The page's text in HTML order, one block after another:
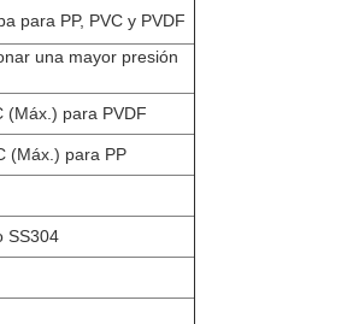
para PP, PVC y PVDF
una mayor presión
(Máx.) para PVDF
(Máx.) para PP
SS304